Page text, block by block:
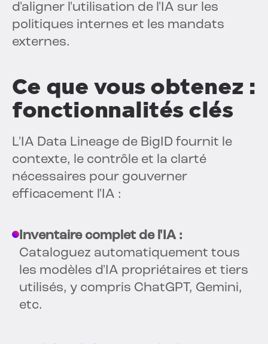
d'aligner l'utilisation de l'IA sur les
politiques internes et les mandats
externes.
Ce que vous obtenez :
fonctionnalités clés
L'IA Data Lineage de BigID fournit le
contexte, le contrôle et la clarté
nécessaires pour gouverner
efficacement l'IA :
Inventaire complet de l'IA :
Cataloguez automatiquement tous
les modèles d'IA propriétaires et tiers
utilisés, y compris ChatGPT, Gemini,
etc.